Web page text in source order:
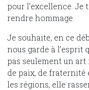
pour l’excellence. Je
rendre hommage.
Je souhaite, en ce
nous garde à l’esprit
pas seulement un art
de paix, de fraternité
les régions, elle